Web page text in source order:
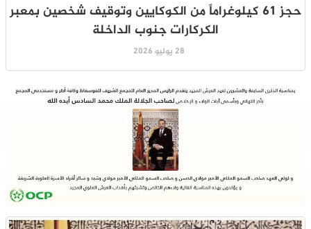
حجز 61 كيلوغراماً من الكوكايين وتوقيف شخصين بمعبر
الكركارات جنوب الداخلة
28 يوليو 2026